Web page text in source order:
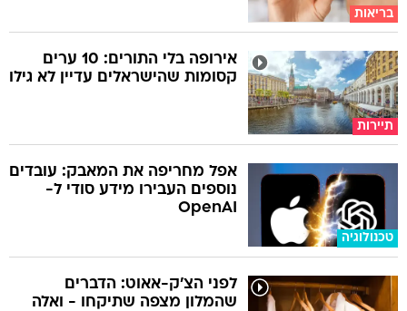
בריאות
תיירות
אירופה בלי התורים: 10 ערים
קסומות שהישראלים עדיין לא גילו
טכנולוגיה
אפל מחריפה את המאבק: עובדים
נוספים העבירו מידע סודי ל-
OpenAI
לפני הצ'ק-אאוט: הדברים
שהמלון מצפה שתיקחו - ואלה